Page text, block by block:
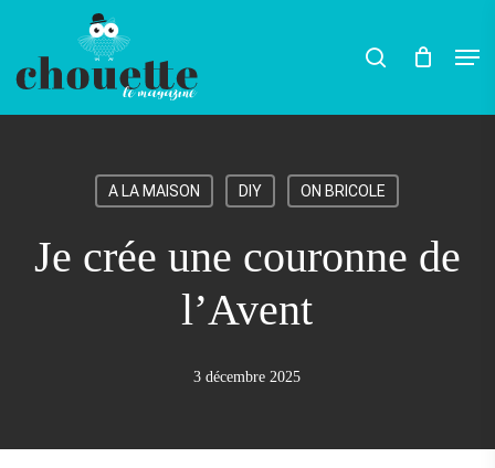
main
search
A LA MAISON DIY ON BRICOLE
Je crée une couronne de
l’Avent
3 décembre 2025